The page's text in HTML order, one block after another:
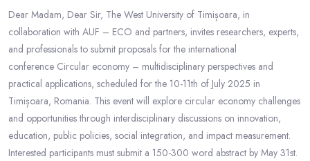
Dear Madam, Dear Sir, The West University of Timișoara, in
collaboration with AUF – ECO and partners, invites researchers, experts,
and professionals to submit proposals for the international
conference Circular economy – multidisciplinary perspectives and
practical applications, scheduled for the 10-11th of July 2025 in
Timișoara, Romania. This event will explore circular economy challenges
and opportunities through interdisciplinary discussions on innovation,
education, public policies, social integration, and impact measurement.
Interested participants must submit a 150-300 word abstract by May 31st.